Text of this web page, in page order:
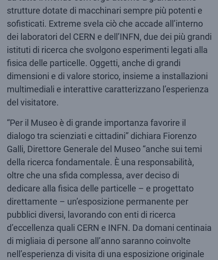
strutture dotate di macchinari sempre più potenti e
sofisticati. Extreme svela ciò che accade all’interno
dei laboratori del CERN e dell’INFN, due dei più grandi
istituti di ricerca che svolgono esperimenti legati alla
fisica delle particelle. Oggetti, anche di grandi
dimensioni e di valore storico, insieme a installazioni
multimediali e interattive caratterizzano l’esperienza
del visitatore.
“Per il Museo è di grande importanza favorire il
dialogo tra scienziati e cittadini” dichiara Fiorenzo
Galli, Direttore Generale del Museo “anche sui temi
della ricerca fondamentale. È una responsabilità,
oltre che una sfida complessa, aver deciso di
dedicare alla fisica delle particelle – e progettato
direttamente – un’esposizione permanente per
pubblici diversi, lavorando con enti di ricerca
d’eccellenza quali CERN e INFN. Da domani centinaia
di migliaia di persone all’anno saranno coinvolte
nell’esperienza di visita di una esposizione originale